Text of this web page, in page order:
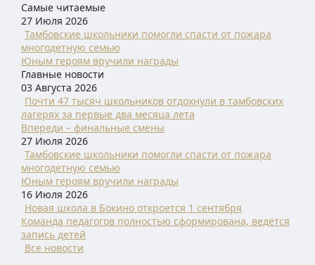
Самые читаемые
27 Июля 2026
Тамбовские школьники помогли спасти от пожара
многодетную семью
Юным героям вручили награды
Главные новости
03 Августа 2026
Почти 47 тысяч школьников отдохнули в тамбовских
лагерях за первые два месяца лета
Впереди – финальные смены
27 Июля 2026
Тамбовские школьники помогли спасти от пожара
многодетную семью
Юным героям вручили награды
16 Июля 2026
Новая школа в Бокино откроется 1 сентября
Команда педагогов полностью сформирована, ведётся
запись детей
Все новости